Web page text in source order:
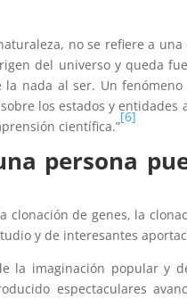
no se refiere a una
del universo y queda
nada al ser. Un
los estados y entidades
científica.”
[6]
persona
clonación de genes, la
y de interesantes
imaginación popular y
espectaculares